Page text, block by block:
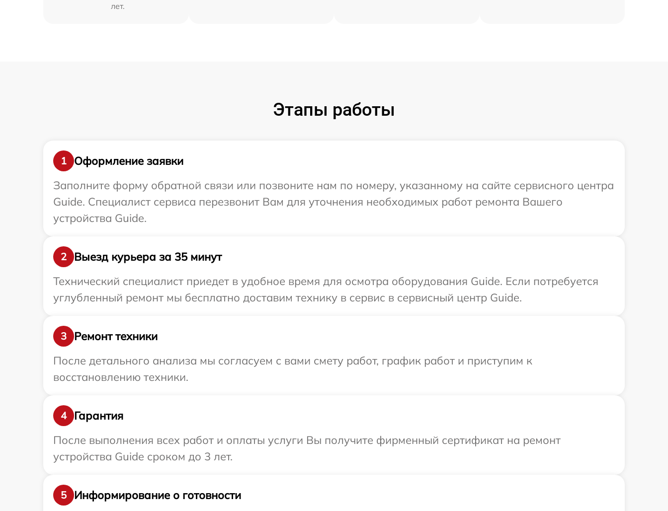
лет.
Этапы работы
1
Оформление заявки
Заполните форму обратной связи или позвоните нам по номеру, указанному на сайте сервисного центра
Guide. Специалист сервиса перезвонит Вам для уточнения необходимых работ ремонта Вашего
устройства Guide.
2
Выезд курьера за 35 минут
Технический специалист приедет в удобное время для осмотра оборудования Guide. Если потребуется
углубленный ремонт мы бесплатно доставим технику в сервис в сервисный центр Guide.
3
Ремонт техники
После детального анализа мы согласуем с вами смету работ, график работ и приступим к
восстановлению техники.
4
Гарантия
После выполнения всех работ и оплаты услуги Вы получите фирменный сертификат на ремонт
устройства Guide сроком до 3 лет.
5
Информирование о готовности